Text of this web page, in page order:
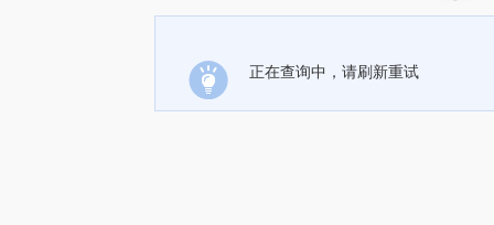
正在查询中，请刷新重试